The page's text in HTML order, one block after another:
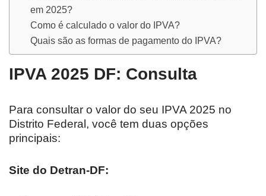
em 2025?
Como é calculado o valor do IPVA?
Quais são as formas de pagamento do IPVA?
IPVA 2025 DF: Consulta
Para consultar o valor do seu IPVA 2025 no
Distrito Federal, você tem duas opções
principais:
Site do Detran-DF: